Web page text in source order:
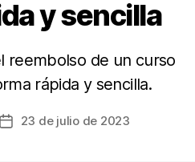
y sencilla
reembolso de un curso
rápida y sencilla.
Fecha23 de julio de 2023